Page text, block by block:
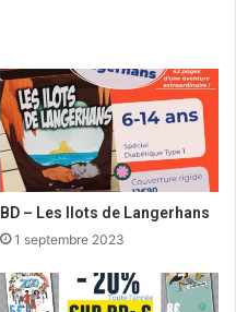
BD – Les Ilots de Langerhans
1 septembre 2023